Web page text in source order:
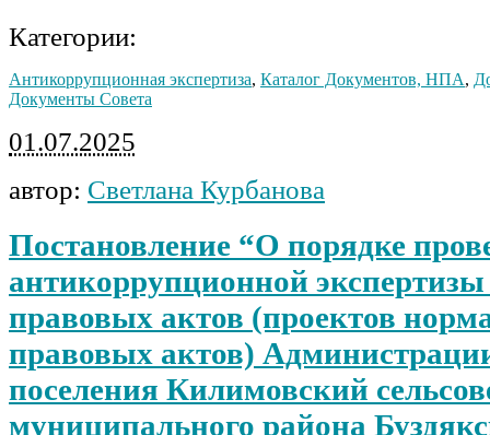
Категории:
Антикоррупционная экспертиза, Каталог Документов, НПА,
Документы Совета
01.07.2025
автор: Светлана Курбанова
Постановление “О порядке
антикоррупционной
правовых актов (проектов
правовых актов)
поселения Килимовский
муниципального района